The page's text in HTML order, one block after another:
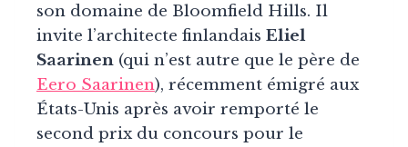
son domaine de Bloomfield Hills. Il
invite l’architecte finlandais Eliel
Saarinen (qui n’est autre que le père de
Eero Saarinen), récemment émigré aux
États-Unis après avoir remporté le
second prix du concours pour le